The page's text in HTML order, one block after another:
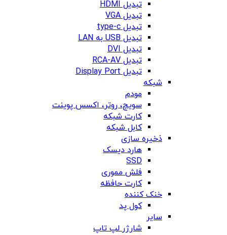
تبدیل HDMI
تبدیل VGA
تبدیل type-c
تبدیل USB به LAN
تبدیل DVI
تبدیل RCA-AV
تبدیل Display Port
شبکه
مودم
سویچ، روتر، اکسس پوینت
کارت شبکه
کابل شبکه
ذخیره سازی
هارد دیسک
SSD
فلش مموری
کارت حافظه
خنک کننده
کول پد
سایر
شارژر لپ تاپ